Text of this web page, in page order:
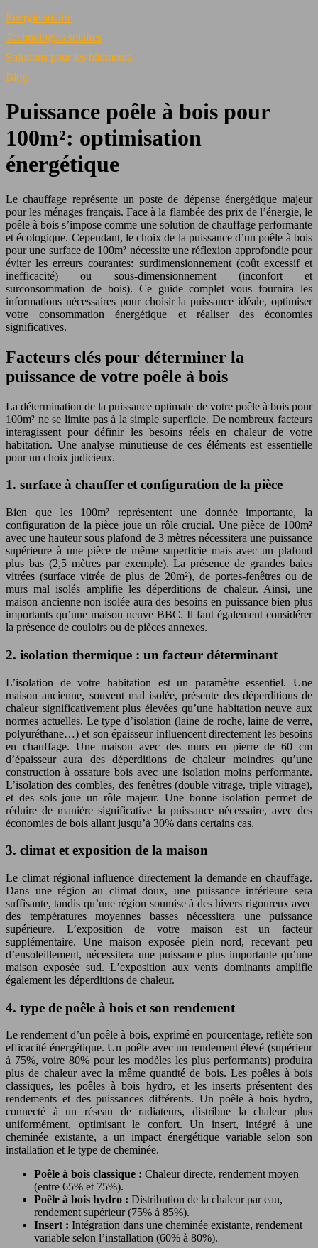
Énergie solaire
Technologies solaires
Solutions pour les bâtiments
Blog
Puissance poêle à bois pour
100m²: optimisation
énergétique
Le chauffage représente un poste de dépense énergétique majeur
pour les ménages français. Face à la flambée des prix de l’énergie, le
poêle à bois s’impose comme une solution de chauffage performante
et écologique. Cependant, le choix de la puissance d’un poêle à bois
pour une surface de 100m² nécessite une réflexion approfondie pour
éviter les erreurs courantes: surdimensionnement (coût excessif et
inefficacité) ou sous-dimensionnement (inconfort et
surconsommation de bois). Ce guide complet vous fournira les
informations nécessaires pour choisir la puissance idéale, optimiser
votre consommation énergétique et réaliser des économies
significatives.
Facteurs clés pour déterminer la
puissance de votre poêle à bois
La détermination de la puissance optimale de votre poêle à bois pour
100m² ne se limite pas à la simple superficie. De nombreux facteurs
interagissent pour définir les besoins réels en chaleur de votre
habitation. Une analyse minutieuse de ces éléments est essentielle
pour un choix judicieux.
1. surface à chauffer et configuration de la pièce
Bien que les 100m² représentent une donnée importante, la
configuration de la pièce joue un rôle crucial. Une pièce de 100m²
avec une hauteur sous plafond de 3 mètres nécessitera une puissance
supérieure à une pièce de même superficie mais avec un plafond
plus bas (2,5 mètres par exemple). La présence de grandes baies
vitrées (surface vitrée de plus de 20m²), de portes-fenêtres ou de
murs mal isolés amplifie les déperditions de chaleur. Ainsi, une
maison ancienne non isolée aura des besoins en puissance bien plus
importants qu’une maison neuve BBC. Il faut également considérer
la présence de couloirs ou de pièces annexes.
2. isolation thermique : un facteur déterminant
L’isolation de votre habitation est un paramètre essentiel. Une
maison ancienne, souvent mal isolée, présente des déperditions de
chaleur significativement plus élevées qu’une habitation neuve aux
normes actuelles. Le type d’isolation (laine de roche, laine de verre,
polyuréthane…) et son épaisseur influencent directement les besoins
en chauffage. Une maison avec des murs en pierre de 60 cm
d’épaisseur aura des déperditions de chaleur moindres qu’une
construction à ossature bois avec une isolation moins performante.
L’isolation des combles, des fenêtres (double vitrage, triple vitrage),
et des sols joue un rôle majeur. Une bonne isolation permet de
réduire de manière significative la puissance nécessaire, avec des
économies de bois allant jusqu’à 30% dans certains cas.
3. climat et exposition de la maison
Le climat régional influence directement la demande en chauffage.
Dans une région au climat doux, une puissance inférieure sera
suffisante, tandis qu’une région soumise à des hivers rigoureux avec
des températures moyennes basses nécessitera une puissance
supérieure. L’exposition de votre maison est un facteur
supplémentaire. Une maison exposée plein nord, recevant peu
d’ensoleillement, nécessitera une puissance plus importante qu’une
maison exposée sud. L’exposition aux vents dominants amplifie
également les déperditions de chaleur.
4. type de poêle à bois et son rendement
Le rendement d’un poêle à bois, exprimé en pourcentage, reflète son
efficacité énergétique. Un poêle avec un rendement élevé (supérieur
à 75%, voire 80% pour les modèles les plus performants) produira
plus de chaleur avec la même quantité de bois. Les poêles à bois
classiques, les poêles à bois hydro, et les inserts présentent des
rendements et des puissances différents. Un poêle à bois hydro,
connecté à un réseau de radiateurs, distribue la chaleur plus
uniformément, optimisant le confort. Un insert, intégré à une
cheminée existante, a un impact énergétique variable selon son
installation et le type de cheminée.
Poêle à bois classique : Chaleur directe, rendement moyen
(entre 65% et 75%).
Poêle à bois hydro : Distribution de la chaleur par eau,
rendement supérieur (75% à 85%).
Insert : Intégration dans une cheminée existante, rendement
variable selon l’installation (60% à 80%).